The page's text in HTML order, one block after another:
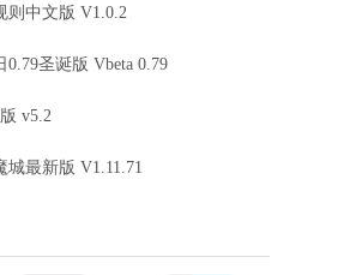
则中文版 V1.0.2
圣诞版 Vbeta 0.79
v5.2
最新版 V1.11.71